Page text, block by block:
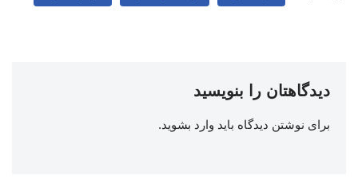
دیدگاهتان را بنویسید
برای نوشتن دیدگاه باید وارد بشوید.